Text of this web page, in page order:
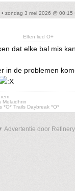
• zondag 3 mei 2026 @ 00:15
Elfen lied O+
dat elke bal mis
in de problemen
Melaidhrin
*O* Trails Daybreak *O*
Advertentie door